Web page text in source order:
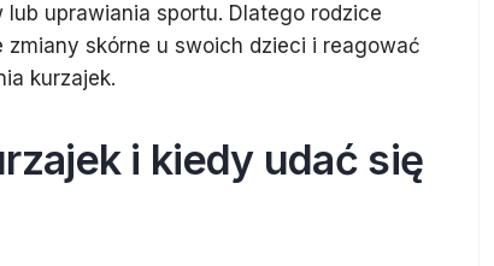
uprawiania sportu. Dlatego rodzice
skórne u swoich dzieci i reagować
kurzajek.
i kiedy udać się